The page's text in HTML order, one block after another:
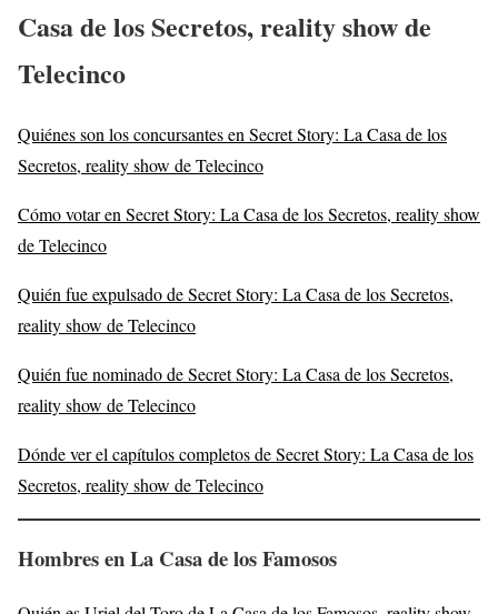
Casa de los Secretos, reality show de
Telecinco
Quiénes son los concursantes en Secret Story: La Casa de los
Secretos, reality show de Telecinco
Cómo votar en Secret Story: La Casa de los Secretos, reality show
de Telecinco
Quién fue expulsado de Secret Story: La Casa de los Secretos,
reality show de Telecinco
Quién fue nominado de Secret Story: La Casa de los Secretos,
reality show de Telecinco
Dónde ver el capítulos completos de Secret Story: La Casa de los
Secretos, reality show de Telecinco
Hombres en La Casa de los Famosos